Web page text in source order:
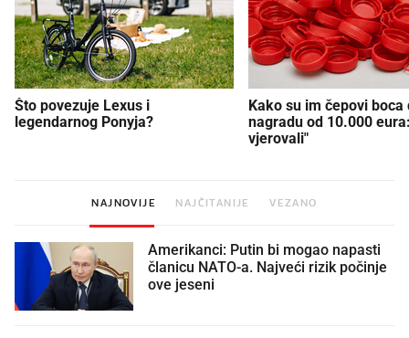
Što povezuje Lexus i
legendarnog Ponyja?
Kako su im čepovi boca
nagradu od 10.000
vjerovali"
NAJNOVIJE NAJČITANIJE VEZANO
Amerikanci: Putin bi mogao napasti
članicu NATO-a. Najveći rizik počinje
ove jeseni